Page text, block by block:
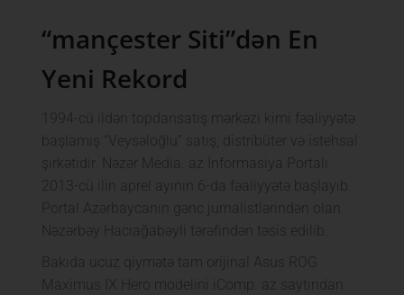
“mançester Siti”dən En
Yeni Rekord
1994-cü ildən topdansatış mərkəzi kimi fəaliyyətə
başlamış “Veysəloğlu” satış, distribüter və istehsal
şirkətidir. Nəzər Media. az İnformasiya Portalı
2013-cü ilin aprel ayının 6-da fəaliyyətə başlayıb.
Portal Azərbaycanın gənc jurnalistlərindən olan
Nəzərbəy Hacıağabəyli tərəfindən təsis edilib.
Bakıda ucuz qiymətə tam orijinal Asus ROG
Maximus IX Hero modelini iComp. az saytından